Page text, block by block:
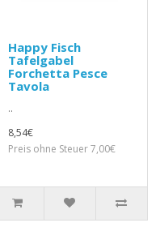
Happy Fisch
Tafelgabel
Forchetta Pesce
Tavola
..
8,54€
Preis ohne Steuer 7,00€